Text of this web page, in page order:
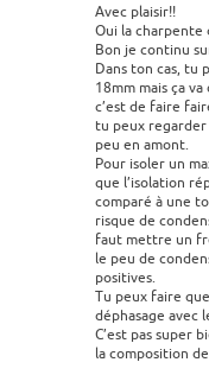
Avec plaisir!!
Oui la
Bon je continu
Dans ton cas, tu
18mm mais ça
c’est de faire
tu peux
peu en amont.
Pour isoler un
que l’isolation
comparé à une
risque de
faut mettre un
le peu de
positives.
Tu peux faire
déphasage avec
C’est pas super
la composition